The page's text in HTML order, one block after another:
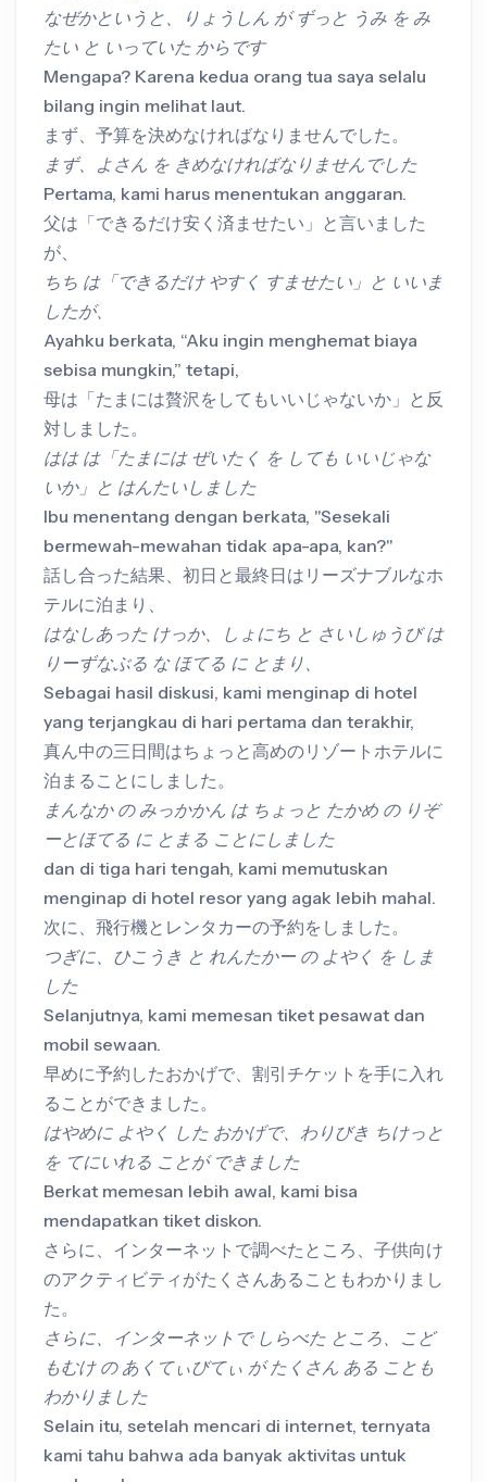
なぜかというと、りょうしん が ずっと うみ を み
たい と いっていた からです
Mengapa? Karena kedua orang tua saya selalu
bilang ingin melihat laut.
まず、予算を決めなければなりませんでした。
まず、よさん を きめなければなりませんでした
Pertama, kami harus menentukan anggaran.
父は「できるだけ安く済ませたい」と言いました
が、
ちち は「できるだけ やすく すませたい」と いいま
したが、
Ayahku berkata, “Aku ingin menghemat biaya
sebisa mungkin,” tetapi,
母は「たまには贅沢をしてもいいじゃないか」と反
対しました。
はは は「たまには ぜいたく を しても いいじゃな
いか」と はんたいしました
Ibu menentang dengan berkata, "Sesekali
bermewah-mewahan tidak apa-apa, kan?"
話し合った結果、初日と最終日はリーズナブルなホ
テルに泊まり、
はなしあった けっか、しょにち と さいしゅうび は
りーずなぶる な ほてる に とまり、
Sebagai hasil diskusi, kami menginap di hotel
yang terjangkau di hari pertama dan terakhir,
真ん中の三日間はちょっと高めのリゾートホテルに
泊まることにしました。
まんなか の みっかかん は ちょっと たかめ の りぞ
ーとほてる に とまる ことにしました
dan di tiga hari tengah, kami memutuskan
menginap di hotel resor yang agak lebih mahal.
次に、飛行機とレンタカーの予約をしました。
つぎに、ひこうき と れんたかー の よやく を しま
した
Selanjutnya, kami memesan tiket pesawat dan
mobil sewaan.
早めに予約したおかげで、割引チケットを手に入れ
ることができました。
はやめに よやく した おかげで、わりびき ちけっと
を てにいれる ことが できました
Berkat memesan lebih awal, kami bisa
mendapatkan tiket diskon.
さらに、インターネットで調べたところ、子供向け
のアクティビティがたくさんあることもわかりまし
た。
さらに、インターネットで しらべた ところ、こど
もむけ の あくてぃびてぃ が たくさん ある ことも
わかりました
Selain itu, setelah mencari di internet, ternyata
kami tahu bahwa ada banyak aktivitas untuk